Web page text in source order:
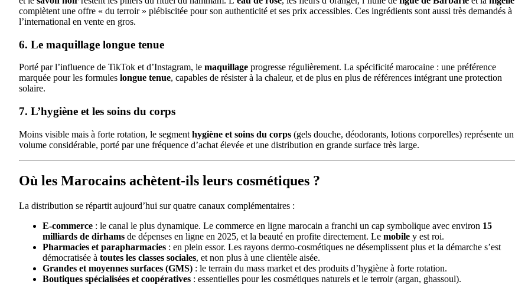
complètent une offre « du terroir » plébiscitée pour son authenticité et ses prix accessibles. Ces ingrédients sont aussi très demandés à
l’international en vente en gros.
6. Le maquillage longue tenue
Porté par l’influence de TikTok et d’Instagram, le maquillage progresse régulièrement. La spécificité marocaine : une préférence
marquée pour les formules longue tenue, capables de résister à la chaleur, et de plus en plus de références intégrant une protection
solaire.
7. L’hygiène et les soins du corps
Moins visible mais à forte rotation, le segment hygiène et soins du corps (gels douche, déodorants, lotions corporelles) représente un
volume considérable, porté par une fréquence d’achat élevée et une distribution en grande surface très large.
Où les Marocains achètent-ils leurs cosmétiques ?
La distribution se répartit aujourd’hui sur quatre canaux complémentaires :
E-commerce : le canal le plus dynamique. Le commerce en ligne marocain a franchi un cap symbolique avec environ 15
milliards de dirhams de dépenses en ligne en 2025, et la beauté en profite directement. Le mobile y est roi.
Pharmacies et parapharmacies : en plein essor. Les rayons dermo-cosmétiques ne désemplissent plus et la démarche s’est
démocratisée à toutes les classes sociales, et non plus à une clientèle aisée.
Grandes et moyennes surfaces (GMS) : le terrain du mass market et des produits d’hygiène à forte rotation.
Boutiques spécialisées et coopératives : essentielles pour les cosmétiques naturels et le terroir (argan, ghassoul).